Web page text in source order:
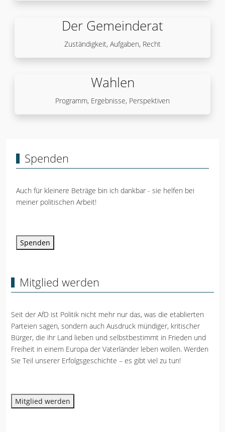
Der Gemeinderat
Zuständigkeit, Aufgaben, Recht
Wahlen
Programm, Ergebnisse, Perspektiven
Spenden
Auch für kleinere Beträge bin ich dankbar - sie helfen bei
meiner politischen Arbeit!
Spenden
Mitglied werden
Seit der AfD ist Politik nicht mehr nur das, was die etablierten
Parteien sagen, sondern auch Ausdruck mündiger, kritischer
Bürger, die ihr Land lieben und selbstbestimmt in Frieden und
Freiheit in einem Europa der Vaterländer leben wollen. Werden
Sie Teil unserer Erfolgsgeschichte – es gibt viel zu tun!
Mitglied werden